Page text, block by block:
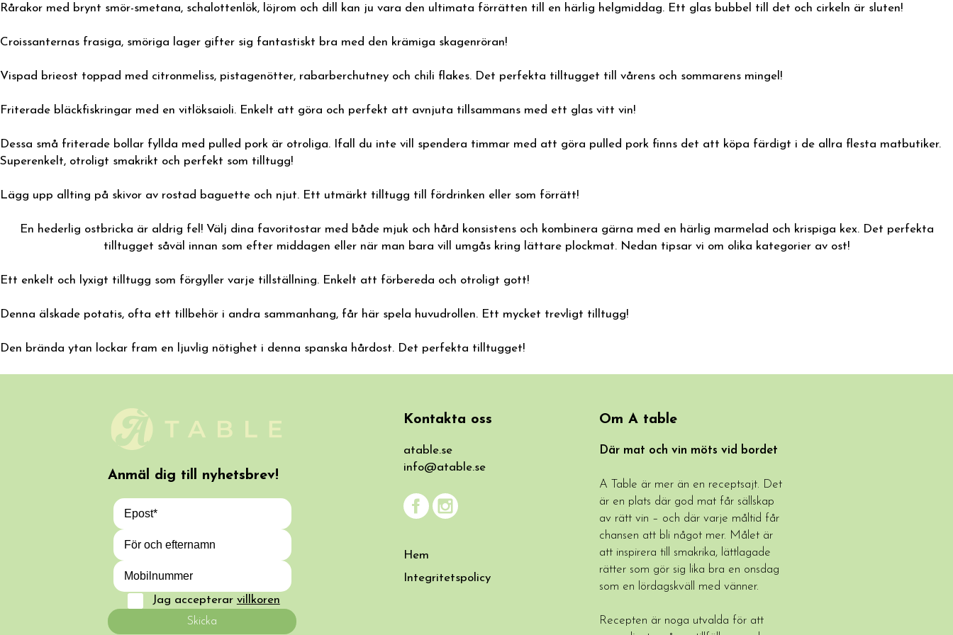
Rårakor med brynt smör-smetana, schalottenlök, löjrom och dill kan ju vara den ultimata förrätten till en härlig helgmiddag. Ett glas bubbel till det och cirkeln är sluten!
Croissanternas frasiga, smöriga lager gifter sig fantastiskt bra med den krämiga skagenröran!
Vispad brieost toppad med citronmeliss, pistagenötter, rabarberchutney och chili flakes. Det perfekta tilltugget till vårens och sommarens mingel!
Friterade bläckfiskringar med en vitlöksaioli. Enkelt att göra och perfekt att avnjuta tillsammans med ett glas vitt vin!
Dessa små friterade bollar fyllda med pulled pork är otroliga. Ifall du inte vill spendera timmar med att göra pulled pork finns det att köpa färdigt i de allra flesta matbutiker.
Superenkelt, otroligt smakrikt och perfekt som tilltugg!
Lägg upp allting på skivor av rostad baguette och njut. Ett utmärkt tilltugg till fördrinken eller som förrätt!
En hederlig ostbricka är aldrig fel! Välj dina favoritostar med både mjuk och hård konsistens och kombinera gärna med en härlig marmelad och krispiga kex. Det perfekta
tilltugget såväl innan som efter middagen eller när man bara vill umgås kring lättare plockmat. Nedan tipsar vi om olika kategorier av ost!
Ett enkelt och lyxigt tilltugg som förgyller varje tillställning. Enkelt att förbereda och otroligt gott!
Denna älskade potatis, ofta ett tillbehör i andra sammanhang, får här spela huvudrollen. Ett mycket trevligt tilltugg!
Den brända ytan lockar fram en ljuvlig nötighet i denna spanska hårdost. Det perfekta tilltugget!
Anmäl dig till nyhetsbrev!
Jag accepterar villkoren
Skicka
Kontakta oss
atable.se
info@atable.se
Hem
Integritetspolicy
Om A table
Där mat och vin möts vid bordet
A Table är mer än en receptsajt. Det
är en plats där god mat får sällskap
av rätt vin – och där varje måltid får
chansen att bli något mer. Målet är
att inspirera till smakrika, lättlagade
rätter som gör sig lika bra en onsdag
som en lördagskväll med vänner.
Recepten är noga utvalda för att